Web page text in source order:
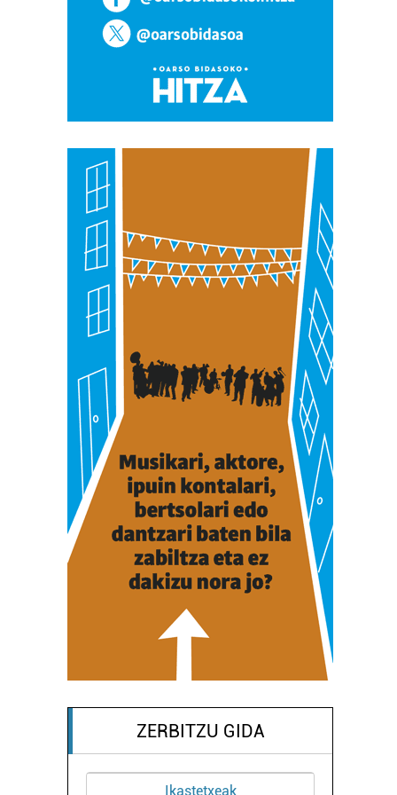
ZERBITZU GIDA
Ikastetxeak